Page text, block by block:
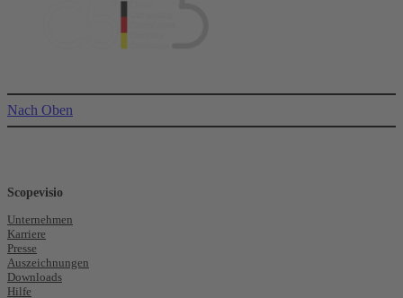
Nach Oben
Scopevisio
Unternehmen
Karriere
Presse
Auszeichnungen
Downloads
Hilfe